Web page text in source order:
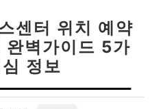
센터 위치 예약
벽가이드 5가
정보